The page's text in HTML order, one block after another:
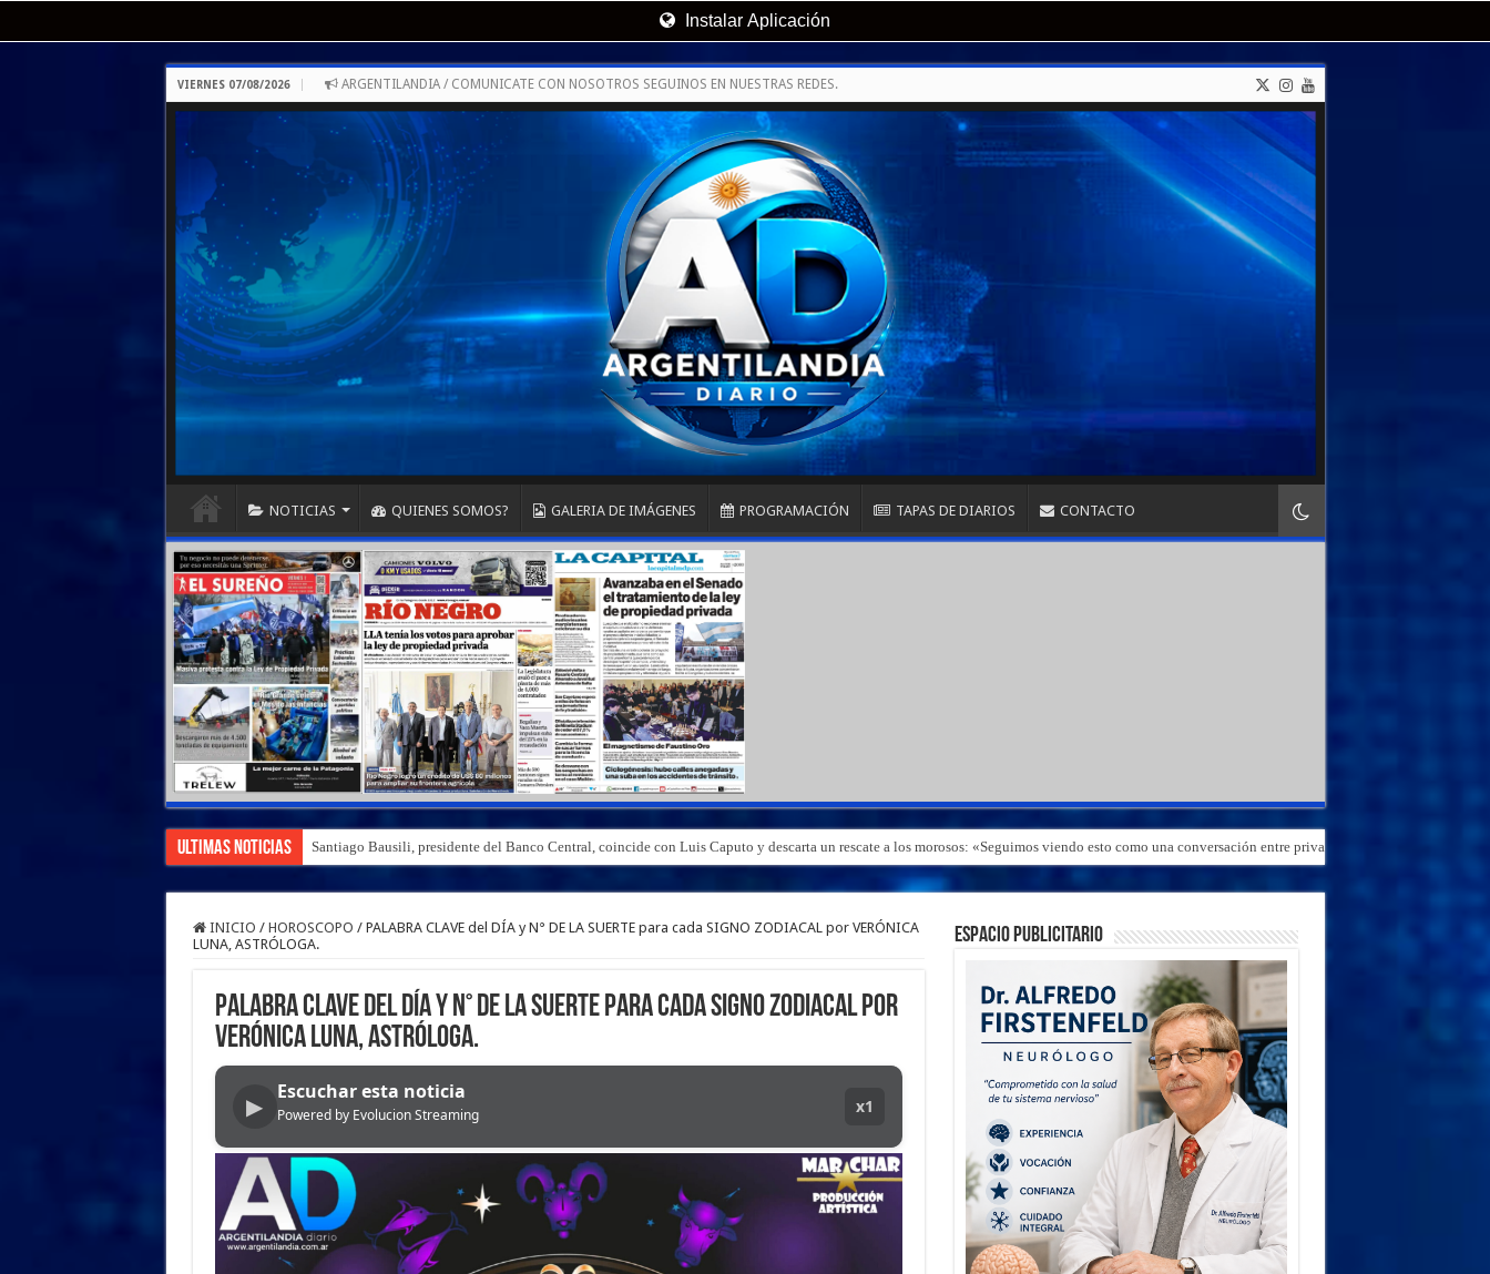
Instalar Aplicación
VIERNES 07/08/2026 ARGENTILANDIA / COMUNICATE CON NOSOTROS SEGUINOS EN NUESTRAS REDES.
NOTICIAS QUIENES SOMOS? GALERIA DE IMÁGENES PROGRAMACIÓN TAPAS DE DIARIOS CONTACTO
Ultimas Noticias Santiago Bausili, presidente del Banco Central, coincide con Luis Caputo y descarta un rescate a los morosos: «Seguimos viendo esto como una conversación entre privados»
INICIO / HOROSCOPO / PALABRA CLAVE del DÍA y N° DE LA SUERTE para cada SIGNO ZODIACAL por VERÓNICA
LUNA, ASTRÓLOGA.
PALABRA CLAVE del DÍA y N° DE LA SUERTE para cada SIGNO ZODIACAL por
VERÓNICA LUNA, ASTRÓLOGA.
▶
Escuchar esta noticia
Powered by Evolucion Streaming x1
ESPACIO PUBLICITARIO